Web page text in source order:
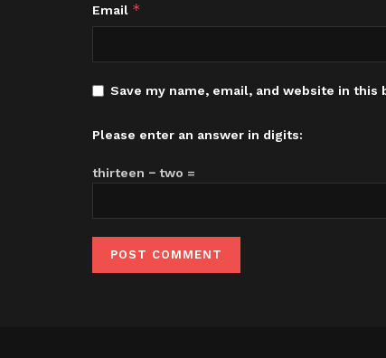
Email *
Save my name, email, and website in
Please enter an answer in digits:
thirteen − two =